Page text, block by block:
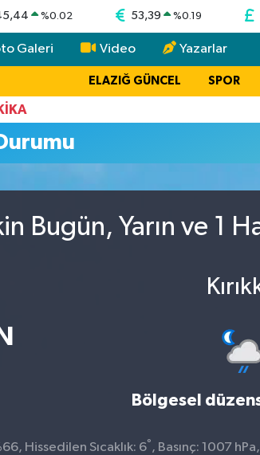
%0.02 53,39 %0.19
Galeri Video Yazarlar
ELAZIĞ GÜNCEL SPOR
Bugün, Yarın ve 1
Bölgesel
Hissedilen Sıcaklık: 6° , Basınç: 1007